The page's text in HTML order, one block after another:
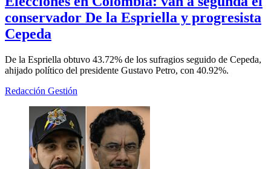
Mundo
31/05/2026_
Elecciones en Colombia: van a segunda el
conservador De la Espriella y progresista
Cepeda
De la Espriella obtuvo 43.72% de los sufragios seguido de Cepeda,
ahijado político del presidente Gustavo Petro, con 40.92%.
Redacción Gestión